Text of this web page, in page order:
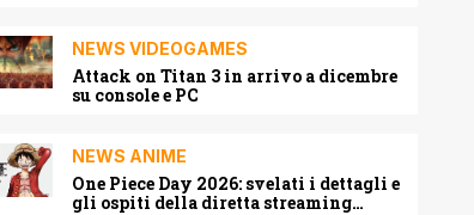
NEWS VIDEOGAMES
Attack on Titan 3 in arrivo a dicembre
su console e PC
NEWS ANIME
One Piece Day 2026: svelati i dettagli e
gli ospiti della diretta streaming